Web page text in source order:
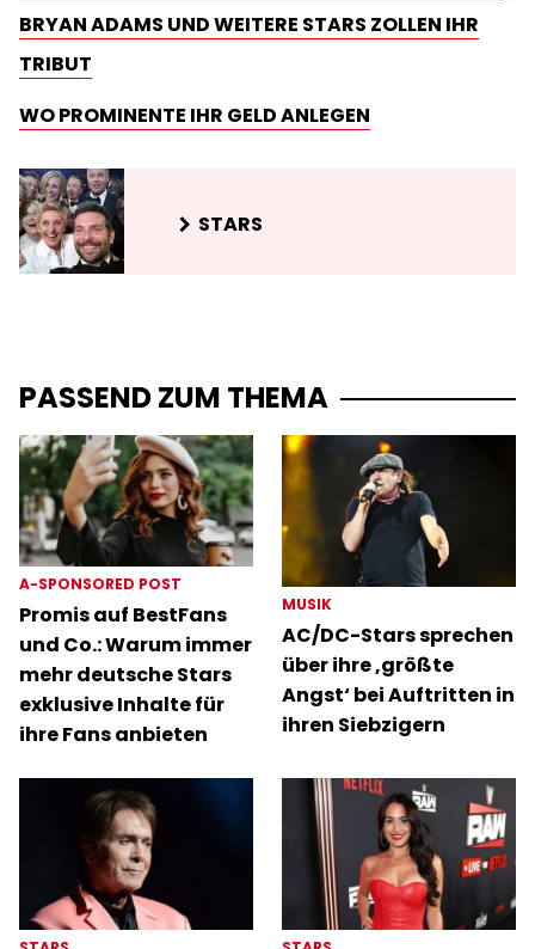
BRYAN ADAMS UND WEITERE STARS ZOLLEN IHR
TRIBUT
WO PROMINENTE IHR GELD ANLEGEN
STARS
PASSEND ZUM THEMA
A-SPONSORED POST
Promis auf BestFans
und Co.: Warum immer
mehr deutsche Stars
exklusive Inhalte für
ihre Fans anbieten
MUSIK
AC/DC-Stars sprechen
über ihre ‚größte
Angst‘ bei Auftritten in
ihren Siebzigern